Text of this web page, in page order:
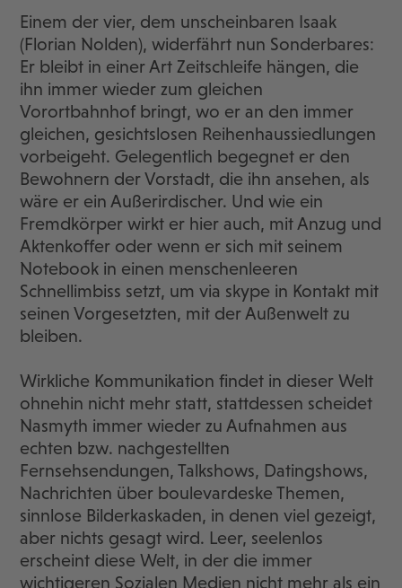
Einem der vier, dem unscheinbaren Isaak
(Florian Nolden), widerfährt nun Sonderbares:
Er bleibt in einer Art Zeitschleife hängen, die
ihn immer wieder zum gleichen
Vorortbahnhof bringt, wo er an den immer
gleichen, gesichtslosen Reihenhaussiedlungen
vorbeigeht. Gelegentlich begegnet er den
Bewohnern der Vorstadt, die ihn ansehen, als
wäre er ein Außerirdischer. Und wie ein
Fremdkörper wirkt er hier auch, mit Anzug und
Aktenkoffer oder wenn er sich mit seinem
Notebook in einen menschenleeren
Schnellimbiss setzt, um via skype in Kontakt mit
seinen Vorgesetzten, mit der Außenwelt zu
bleiben.
Wirkliche Kommunikation findet in dieser Welt
ohnehin nicht mehr statt, stattdessen scheidet
Nasmyth immer wieder zu Aufnahmen aus
echten bzw. nachgestellten
Fernsehsendungen, Talkshows, Datingshows,
Nachrichten über boulevardeske Themen,
sinnlose Bilderkaskaden, in denen viel gezeigt,
aber nichts gesagt wird. Leer, seelenlos
erscheint diese Welt, in der die immer
wichtigeren Sozialen Medien nicht mehr als ein